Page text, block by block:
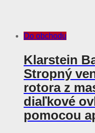
Do obchodu
Klarstein
Stropný
rotora z
diaľkové
pomocou